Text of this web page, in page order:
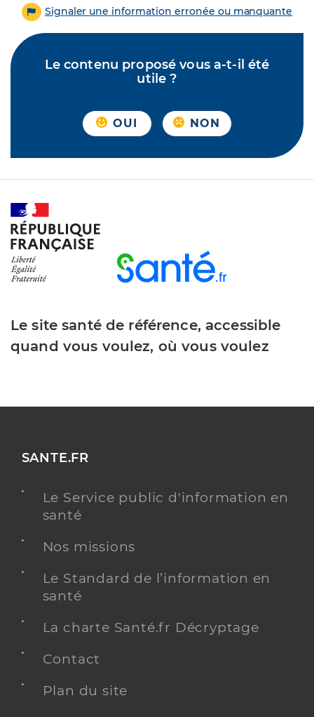
Signaler une information erronée ou manquante
Le contenu proposé vous a-t-il été
utile ?
OUI NON
Le site santé de référence, accessible
quand vous voulez, où vous voulez
SANTE.FR
Le Service public d'information en
santé
Nos missions
Le Standard de l’information en
santé
La charte Santé.fr Décryptage
Contact
Plan du site